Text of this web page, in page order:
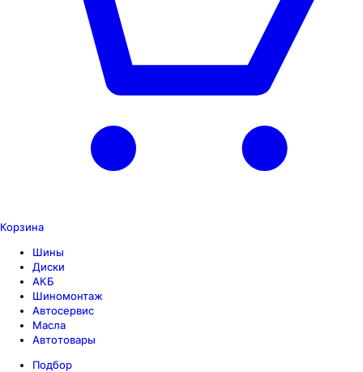
Корзина
Шины
Диски
АКБ
Шиномонтаж
Автосервис
Масла
Автотовары
Подбор